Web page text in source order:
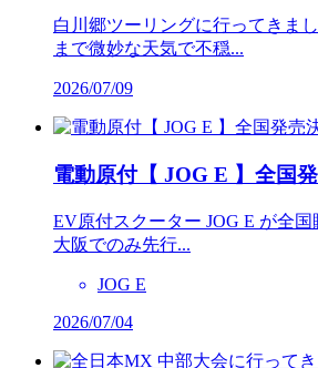
白川郷ツーリングに行ってきま
まで微妙な天気で不穏...
2026/07/09
電動原付【 JOG E 】全国
EV原付スクーター JOG E が全国
大阪でのみ先行...
JOG E
2026/07/04